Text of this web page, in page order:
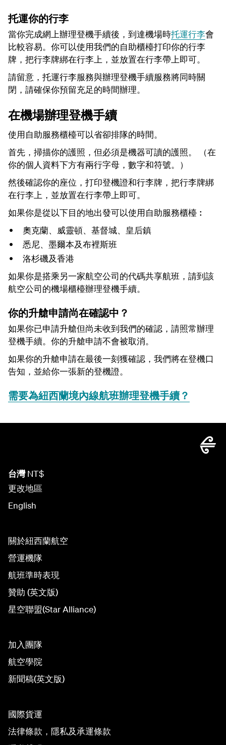
托運你的行李
當你完成網上辦理登機手續後，到達機場時托運行李會
比較容易。你可以使用我們的自助櫃檯打印你的行李
牌，把行李牌綁在行李上，並放置在行李帶上即可。
請留意，托運行李服務與辦理登機手續服務將同時關
閉，請確保你預留充足的時間辦理。
在機場辦理登機手續
使用自助服務櫃檯可以省卻排隊的時間。
首先，掃描你的護照，但必須是機器可讀的護照。 （在
你的個人資料下方有兩行字母，數字和符號。）
然後確認你的座位，打印登機證和行李牌，把行李牌綁
在行李上，並放置在行李帶上即可。
如果你是從以下目的地出發可以使用自助服務櫃檯︰
奧克蘭、威靈頓、基督城、皇后鎮
悉尼、墨爾本及布裡斯班
洛杉磯及香港
如果你是搭乘另一家航空公司的代碼共享航班，請到該
航空公司的機場櫃檯辦理登機手續。
你的升艙申請尚在確認中？
如果你已申請升艙但尚未收到我們的確認，請照常辦理
登機手續。你的升艙申請不會被取消。
如果你的升艙申請在最後一刻獲確認，我們將在登機口
告知，並給你一張新的登機證。
需要為紐西蘭境內線航班辦理登機手續？
台灣NT$
更改地區
English
關於紐西蘭航空
營運機隊
航班準時表現
贊助 (英文版)
星空聯盟(Star Alliance)
加入團隊
航空學院
新聞稿(英文版)
國際貨運
法律條款，隱私及承運條款